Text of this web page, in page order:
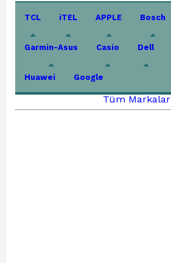
TCL iTEL APPLE Bosch
Garmin-Asus Casio Dell
Huawei Google
Tüm Markalar